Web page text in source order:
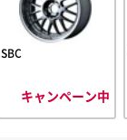
SBC
キャンペーン中